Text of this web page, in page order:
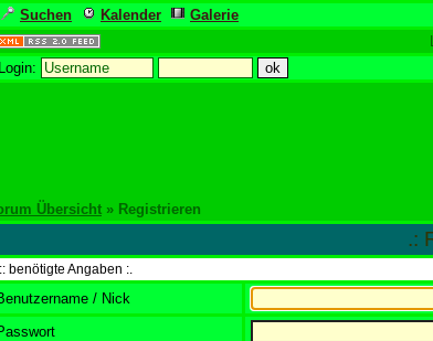
Suchen Kalender Galerie
Login:
Übersicht » Registrieren
.:
:: benötigte Angaben :.
/ Nick